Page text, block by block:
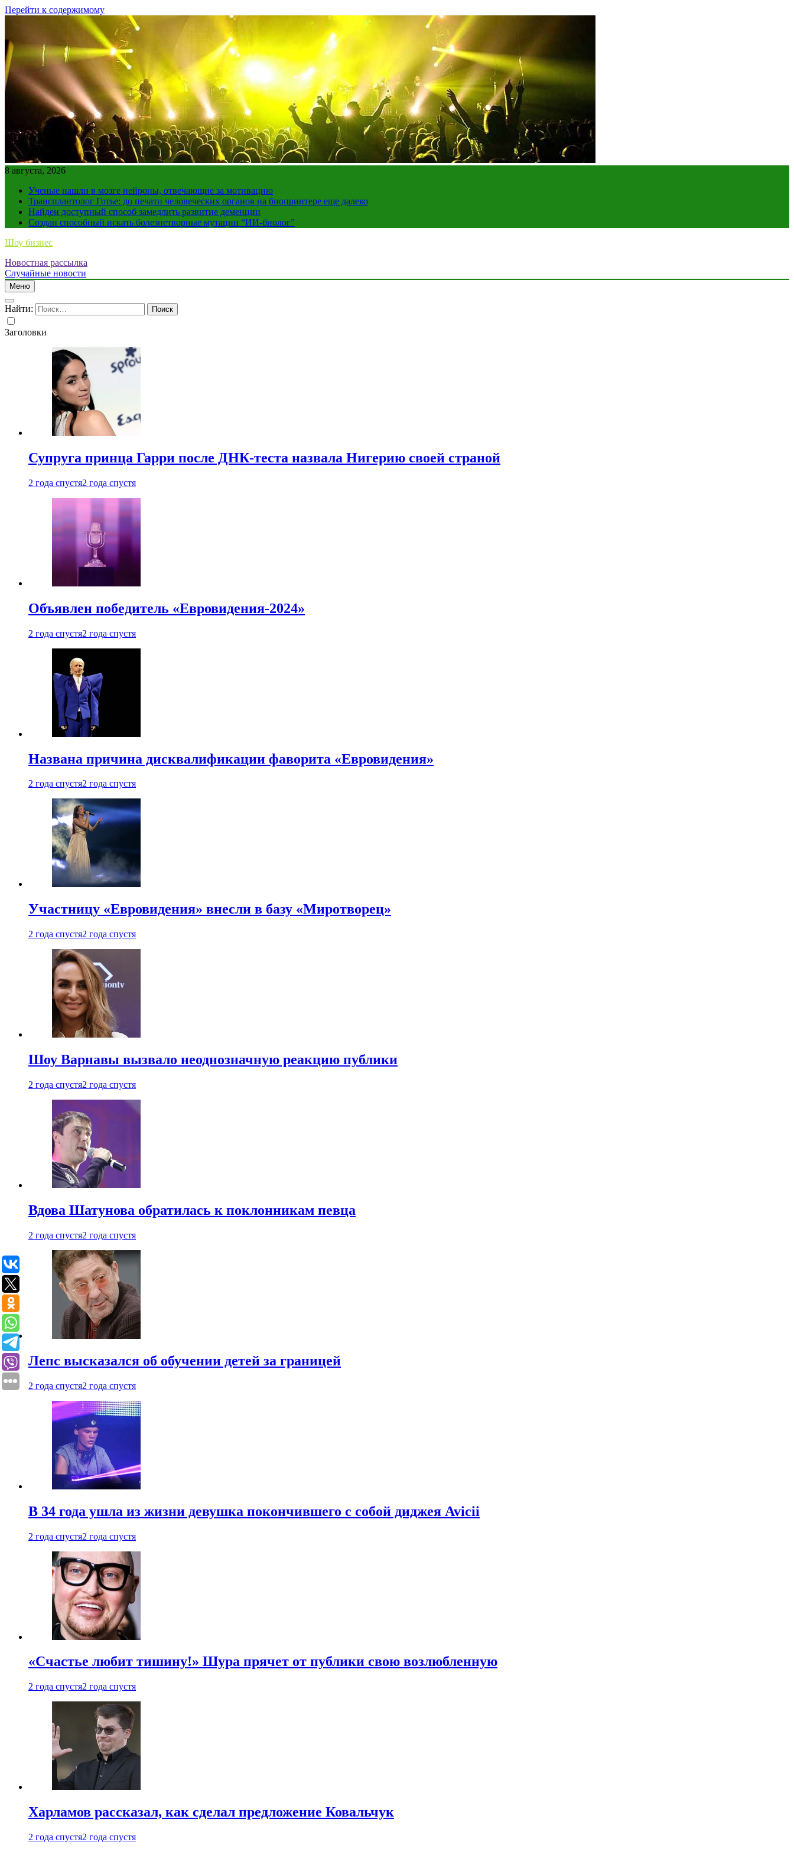
Перейти к содержимому
8 августа, 2026
Ученые нашли в мозге нейроны, отвечающие за мотивацию
Трансплантолог Готье: до печати человеческих органов на биопринтере еще далеко
Найден доступный способ замедлить развитие деменции
Создан способный искать болезнетворные мутации “ИИ-биолог”
Шоу бизнес
Новостная рассылка
Случайные новости
Меню
Найти:
Заголовки
Супруга принца Гарри после ДНК-теста назвала Нигерию своей страной
2 года спустя2 года спустя
Объявлен победитель «Евровидения-2024»
2 года спустя2 года спустя
Названа причина дисквалификации фаворита «Евровидения»
2 года спустя2 года спустя
Участницу «Евровидения» внесли в базу «Миротворец»
2 года спустя2 года спустя
Шоу Варнавы вызвало неоднозначную реакцию публики
2 года спустя2 года спустя
Вдова Шатунова обратилась к поклонникам певца
2 года спустя2 года спустя
Лепс высказался об обучении детей за границей
2 года спустя2 года спустя
В 34 года ушла из жизни девушка покончившего с собой диджея Avicii
2 года спустя2 года спустя
«Счастье любит тишину!» Шура прячет от публики свою возлюбленную
2 года спустя2 года спустя
Харламов рассказал, как сделал предложение Ковальчук
2 года спустя2 года спустя